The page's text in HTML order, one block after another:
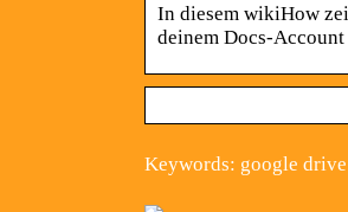
In diesem wikiHow
deinem Docs-
Keywords: google